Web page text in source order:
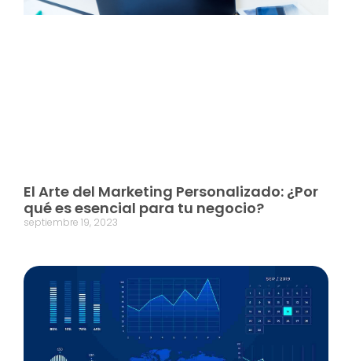
El Arte del Marketing Personalizado: ¿Por
qué es esencial para tu negocio?
septiembre 19, 2023